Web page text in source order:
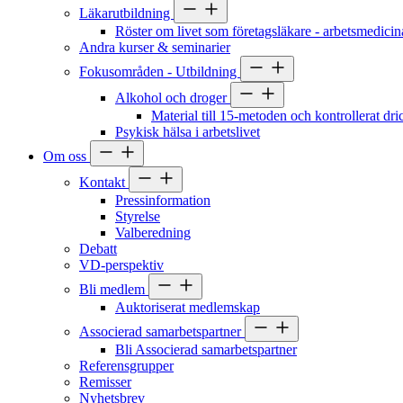
Läkarutbildning
Röster om livet som företagsläkare -
Andra kurser & seminarier
Fokusområden - Utbildning
Alkohol och droger
Material till 15-metoden och kontrollerat
Psykisk hälsa i arbetslivet
Om oss
Kontakt
Pressinformation
Styrelse
Valberedning
Debatt
VD-perspektiv
Bli medlem
Auktoriserat medlemskap
Associerad samarbetspartner
Bli Associerad samarbetspartner
Referensgrupper
Remisser
Nyhetsbrev